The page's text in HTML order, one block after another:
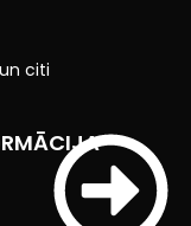
citi